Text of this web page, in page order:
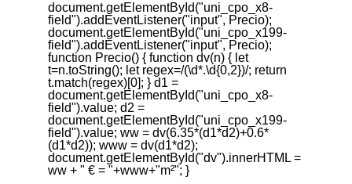
document.getElementById("uni_cpo_x8-
field").addEventListener("input", Precio);
document.getElementById("uni_cpo_x199-
field").addEventListener("input", Precio);
function Precio() { function dv(n) { let
t=n.toString(); let regex=/(\d*.\d{0,2})/; return
t.match(regex)[0]; } d1 =
document.getElementById("uni_cpo_x8-
field").value; d2 =
document.getElementById("uni_cpo_x199-
field").value; ww = dv(6.35*(d1*d2)+0.6*
(d1*d2)); www = dv(d1*d2);
document.getElementById("dv").innerHTML =
ww + " € = "+www+"m²"; }